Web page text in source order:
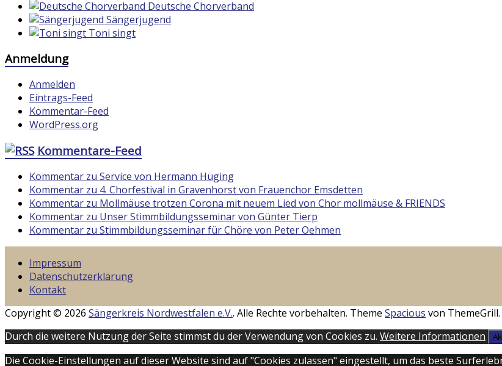
Deutsche Chorverband
Sängerjugend
Toni singt
Anmeldung
Anmelden
Eintrags-Feed
Kommentar-Feed
WordPress.org
Kommentare-Feed
Kommentar zu Service von Hermann Hüging
Kommentar zu 4. Chorfestival in Gravenhorst von Frauenchor Emsdetten
Kommentar zu Mollmäuse trotzen Corona mit neuem Lied von Chor mollmäuse & FRIENDS
Kommentar zu Unser Stimmbildungsseminar von Günter Tierp
Kommentar zu Stimmbildungsseminar für Chöre von Peter Oehmen
Impressum
Datenschutzerklärung
Kontakt
Copyright © 2026 Sängerkreis Nordwestfalen e.V.. Alle Rechte vorbehalten. Theme Spacious von
Durch die weitere Nutzung der Seite stimmst du der Verwendung von Cookies zu. Weitere Informationen
Die Cookie-Einstellungen auf dieser Website sind auf "Cookies zulassen" eingestellt, um das beste